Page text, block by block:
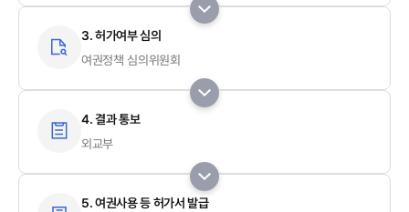
3. 허가여부 심의
여권정책 심의위원회
4. 결과 통보
외교부
5. 여권사용 등 허가서 발급